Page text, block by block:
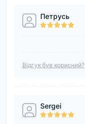
Петрусь
Відгук був корисний?
Sergei